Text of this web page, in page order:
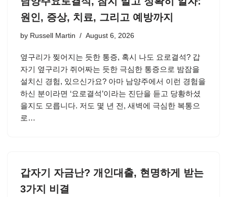
원인, 증상, 치료, 그리고 예방까지
by Russell Martin August 6, 2026
옆구리가 찢어지는 듯한 통증, 혹시 나도 요로결석? 갑
자기 옆구리가 쥐어짜는 듯한 극심한 통증으로 밤잠을
설치신 경험, 있으신가요? 아마 남양주에서 이런 경험을
하신 분이라면 ‘요로결석’이라는 진단을 듣고 당황하셨
을지도 모릅니다. 저도 몇 년 전, 새벽에 극심한 복통으
로…
갑자기 자금난? 개인대출, 현명하게 받는
3가지 비결